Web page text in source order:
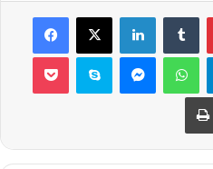
Facebook
X LinkedIn
Pocket Skype